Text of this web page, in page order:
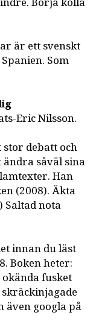
är ett svenskt
Som
Eric Nilsson.
debatt och
såväl sina
Han
(2008). Äkta
Saltad nota
innan du läst
Boken heter:
fusket
även googla på